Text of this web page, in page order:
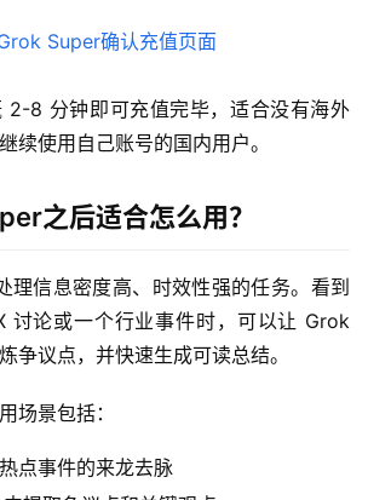
2-8 分钟即可充值完毕，适合没有海外
续使用自己账号的国内用户。
之后适合怎么用？
理信息密度高、时效性强的任务。看到
讨论或一个行业事件时，可以让 Grok
争议点，并快速生成可读总结。
场景包括：
点事件的来龙去脉